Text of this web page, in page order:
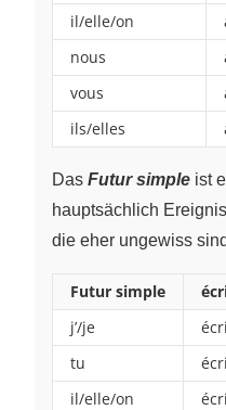
il/elle/on
nous
vous
ils/elles
Das Futur simple ist
hauptsächlich
die eher ungewiss
Futur simple
j’/je
tu
il/elle/on